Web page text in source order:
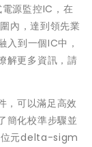
源監控IC，在
內，達到領先業
入到一個IC中，
解更多資訊，請
，可以滿足高效
簡化校準步驟並
位元delta-sigm